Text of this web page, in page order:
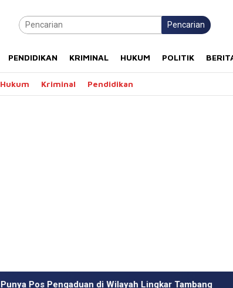
Pencarian
PENDIDIKAN KRIMINAL HUKUM POLITIK
Hukum Kriminal Pendidikan
Lingkar Tambang Respons Cepat KJM